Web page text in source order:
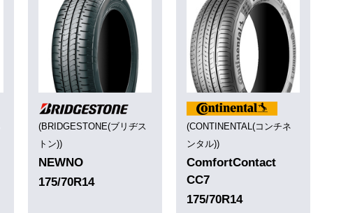
(BRIDGESTONE(ブリヂス
トン))
NEWNO
175/70R14
(CONTINENTAL(コンチネ
ンタル))
ComfortContact
CC7
175/70R14